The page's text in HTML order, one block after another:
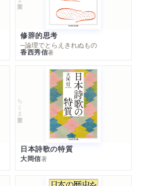
修辞的思考
─論理でとらえきれぬもの
香西秀信著
ちくま学芸文庫
日本詩歌の特質
大岡信著